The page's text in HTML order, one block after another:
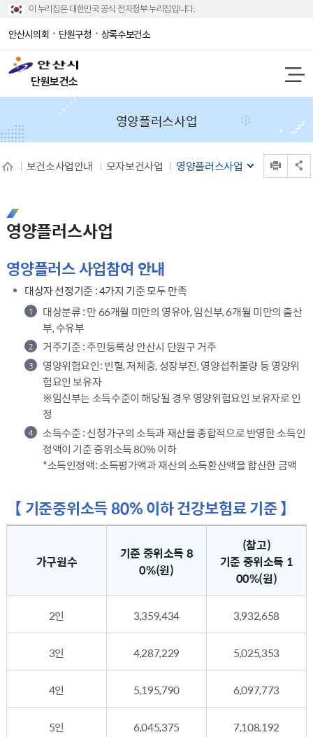
이 누리집은 대한민국 공식 전자정부 누리집입니다.
안산시의회 단원구청 상록수보건소
단원보건소
영양플러스사업
보건소사업안내 모자보건사업 영양플러스사업
영양플러스사업
영양플러스 사업참여 안내
대상자 선정기준 : 4가지 기준 모두 만족
1
대상분류 : 만 66개월 미만의 영유아, 임신부, 6개월 미만의 출산
부, 수유부
2 거주기준 : 주민등록상 안산시 단원구 거주
3
영양위험요인: 빈혈, 저체중, 성장부진, 영양섭취불량 등 영양위
험요인 보유자
※임신부는 소득수준이 해당될 경우 영양위험요인 보유자로 인
정
4
소득수준 : 신청가구의 소득과 재산을 종합적으로 반영한 소득인
정액이 기준 중위소득 80% 이하
*소득인정액: 소득평가액과 재산의 소득환산액을 합산한 금액
【 기준중위소득 80% 이하 건강보험료 기준 】
가구원수
기준 중위소득 8
0%(원)
(참고)
기준 중위소득 1
00%(원)
2인 3,359,434 3,932,658
3인 4,287,229 5,025,353
4인 5,195,790 6,097,773
5인 6,045,375 7,108,192